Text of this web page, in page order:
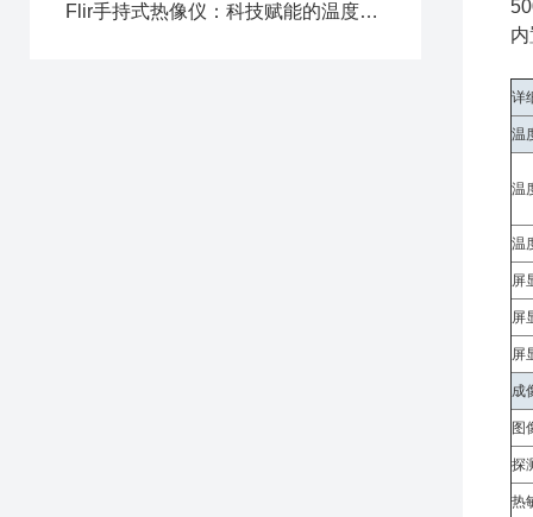
Flir手持式热像仪：科技赋能的温度触手
详
温
温
温
屏
屏
屏
成
图
探
热